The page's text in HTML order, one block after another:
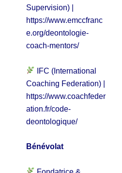
Supervision) |
https://www.emccfranc
e.org/deontologie-
coach-mentors/
IFC (International
Coaching Federation) |
https://www.coachfeder
ation.fr/code-
deontologique/
Bénévolat